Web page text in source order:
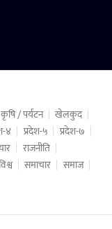
कृषि / पर्यटन
खेलकुद
४ प्रदेश-५
प्रदेश-७
राजनीति
समाचार
समाज